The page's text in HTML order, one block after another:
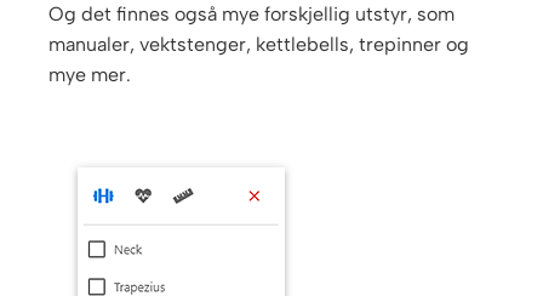
Og det finnes også mye forskjellig utstyr, som
manualer, vektstenger, kettlebells, trepinner og
mye mer.